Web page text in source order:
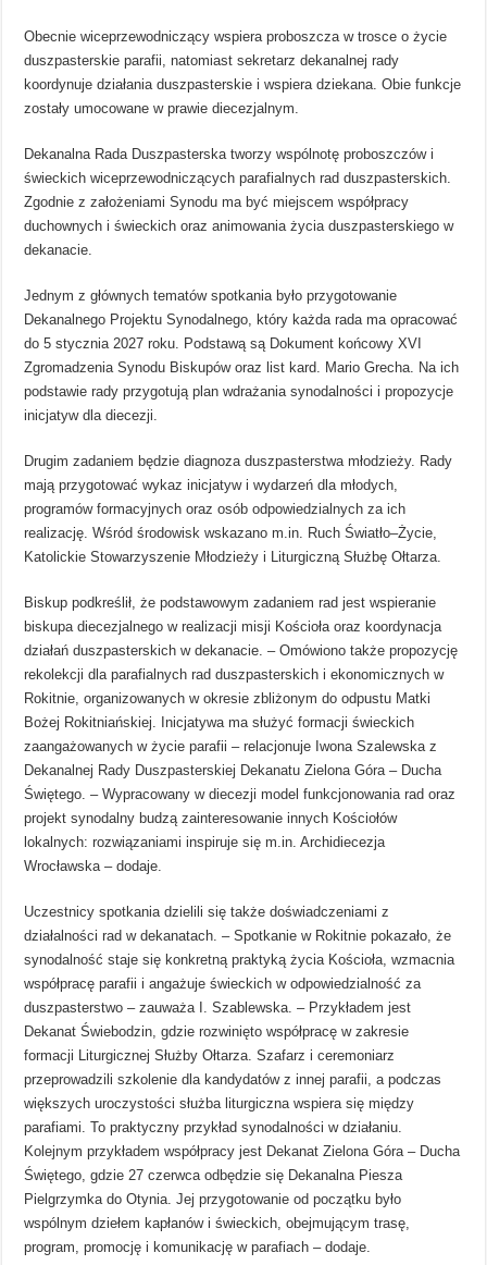
Obecnie wiceprzewodniczący wspiera proboszcza w trosce o życie
duszpasterskie parafii, natomiast sekretarz dekanalnej rady
koordynuje działania duszpasterskie i wspiera dziekana. Obie funkcje
zostały umocowane w prawie diecezjalnym.
Dekanalna Rada Duszpasterska tworzy wspólnotę proboszczów i
świeckich wiceprzewodniczących parafialnych rad duszpasterskich.
Zgodnie z założeniami Synodu ma być miejscem współpracy
duchownych i świeckich oraz animowania życia duszpasterskiego w
dekanacie.
Jednym z głównych tematów spotkania było przygotowanie
Dekanalnego Projektu Synodalnego, który każda rada ma opracować
do 5 stycznia 2027 roku. Podstawą są Dokument końcowy XVI
Zgromadzenia Synodu Biskupów oraz list kard. Mario Grecha. Na ich
podstawie rady przygotują plan wdrażania synodalności i propozycje
inicjatyw dla diecezji.
Drugim zadaniem będzie diagnoza duszpasterstwa młodzieży. Rady
mają przygotować wykaz inicjatyw i wydarzeń dla młodych,
programów formacyjnych oraz osób odpowiedzialnych za ich
realizację. Wśród środowisk wskazano m.in. Ruch Światło–Życie,
Katolickie Stowarzyszenie Młodzieży i Liturgiczną Służbę Ołtarza.
Biskup podkreślił, że podstawowym zadaniem rad jest wspieranie
biskupa diecezjalnego w realizacji misji Kościoła oraz koordynacja
działań duszpasterskich w dekanacie. – Omówiono także propozycję
rekolekcji dla parafialnych rad duszpasterskich i ekonomicznych w
Rokitnie, organizowanych w okresie zbliżonym do odpustu Matki
Bożej Rokitniańskiej. Inicjatywa ma służyć formacji świeckich
zaangażowanych w życie parafii – relacjonuje Iwona Szalewska z
Dekanalnej Rady Duszpasterskiej Dekanatu Zielona Góra – Ducha
Świętego. – Wypracowany w diecezji model funkcjonowania rad oraz
projekt synodalny budzą zainteresowanie innych Kościołów
lokalnych: rozwiązaniami inspiruje się m.in. Archidiecezja
Wrocławska – dodaje.
Uczestnicy spotkania dzielili się także doświadczeniami z
działalności rad w dekanatach. – Spotkanie w Rokitnie pokazało, że
synodalność staje się konkretną praktyką życia Kościoła, wzmacnia
współpracę parafii i angażuje świeckich w odpowiedzialność za
duszpasterstwo – zauważa I. Szablewska. – Przykładem jest
Dekanat Świebodzin, gdzie rozwinięto współpracę w zakresie
formacji Liturgicznej Służby Ołtarza. Szafarz i ceremoniarz
przeprowadzili szkolenie dla kandydatów z innej parafii, a podczas
większych uroczystości służba liturgiczna wspiera się między
parafiami. To praktyczny przykład synodalności w działaniu.
Kolejnym przykładem współpracy jest Dekanat Zielona Góra – Ducha
Świętego, gdzie 27 czerwca odbędzie się Dekanalna Piesza
Pielgrzymka do Otynia. Jej przygotowanie od początku było
wspólnym dziełem kapłanów i świeckich, obejmującym trasę,
program, promocję i komunikację w parafiach – dodaje.